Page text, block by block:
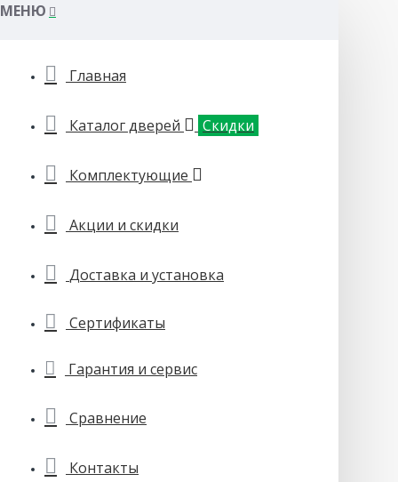
МЕНЮ
Главная
Каталог дверей Скидки
Комплектующие
Акции и скидки
Доставка и установка
Сертификаты
Гарантия и сервис
Сравнение
Контакты